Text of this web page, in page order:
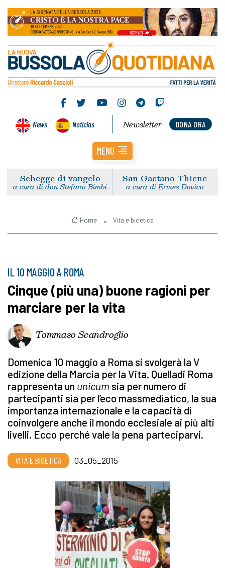
News Noticias DONA ORA
Newsletter
MENU
Schegge di vangelo
a cura di don Stefano Bimbi
San Gaetano Thiene
a cura di Ermes Dovico
Home Vita e bioetica
IL 10 MAGGIO A ROMA
Cinque (più una) buone ragioni per
marciare per la vita
Tommaso Scandroglio
Domenica 10 maggio a Roma si svolgerà la V
edizione della Marcia per la Vita. Quelladi Roma
rappresenta un unicum sia per numero di
partecipanti sia per l’eco massmediatico, la sua
importanza internazionale e la capacità di
coinvolgere anche il mondo ecclesiale ai più alti
livelli. Ecco perché vale la pena parteciparvi.
VITA E BIOETICA 03_05_2015